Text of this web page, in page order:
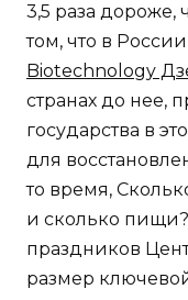
3,5 раза
том, что в
Biotechnology
странах до нее,
государства в
для
то время,
и сколько
праздников
размер